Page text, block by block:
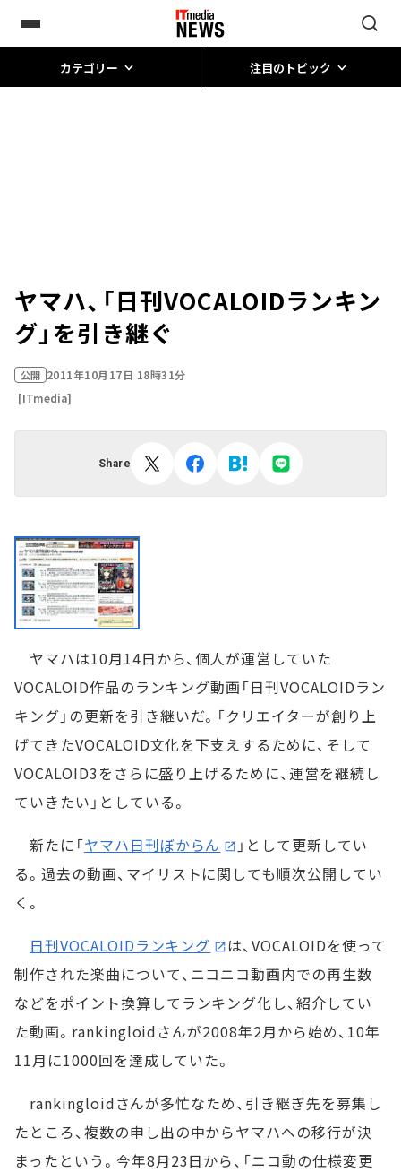
カテゴリー 注目のトピック
ヤマハ、「日刊VOCALOIDランキン
グ」を引き継ぐ
公開 2011年10月17日 18時31分
[ITmedia]
Share
ヤマハは10月14日から、個人が運営していた
VOCALOID作品のランキング動画「日刊VOCALOIDラン
キング」の更新を引き継いだ。「クリエイターが創り上
げてきたVOCALOID文化を下支えするために、そして
VOCALOID3をさらに盛り上げるために、運営を継続し
ていきたい」としている。
新たに「ヤマハ日刊ぼからん
」として更新してい
る。過去の動画、マイリストに関しても順次公開してい
く。
日刊VOCALOIDランキング
は、VOCALOIDを使って
制作された楽曲について、ニコニコ動画内での再生数
などをポイント換算してランキング化し、紹介してい
た動画。rankingloidさんが2008年2月から始め、10年
11月に1000回を達成していた。
rankingloidさんが多忙なため、引き継ぎ先を募集し
たところ、複数の申し出の中からヤマハへの移行が決
まったという。今年8月23日から、「ニコ動の仕様変更